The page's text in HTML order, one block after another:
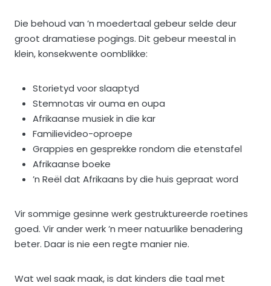
Die behoud van ’n moedertaal gebeur selde deur
groot dramatiese pogings. Dit gebeur meestal in
klein, konsekwente oomblikke:
Storietyd voor slaaptyd
Stemnotas vir ouma en oupa
Afrikaanse musiek in die kar
Familievideo-oproepe
Grappies en gesprekke rondom die etenstafel
Afrikaanse boeke
’n Reël dat Afrikaans by die huis gepraat word
Vir sommige gesinne werk gestruktureerde roetines
goed. Vir ander werk ’n meer natuurlike benadering
beter. Daar is nie een regte manier nie.
Wat wel saak maak, is dat kinders die taal met